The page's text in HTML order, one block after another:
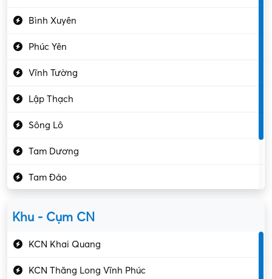
Kiểm soát chất lượng
Kỹ sư cơ khí
Kỹ sư điện
Kỹ thuật cao
Bình Xuyên
Phúc Yên
Vĩnh Tường
Lập Thạch
Sông Lô
Tam Dương
Tam Đảo
Khu - Cụm CN
KCN Khai Quang
KCN Thăng Long Vĩnh Phúc